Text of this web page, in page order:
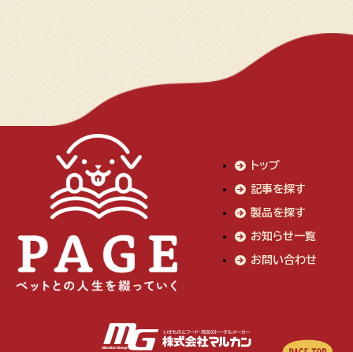
トップ
記事を探す
製品を探す
お知らせ一覧
お問い合わせ